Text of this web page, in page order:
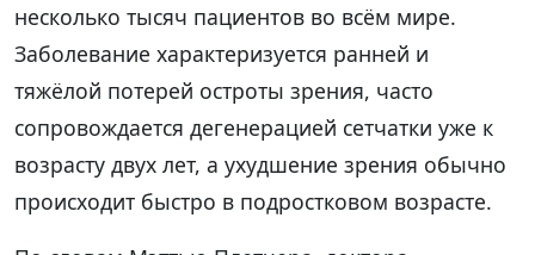
несколько тысяч пациентов во всём мире.
Заболевание характеризуется ранней и
тяжёлой потерей остроты зрения, часто
сопровождается дегенерацией сетчатки уже к
возрасту двух лет, а ухудшение зрения обычно
происходит быстро в подростковом возрасте.